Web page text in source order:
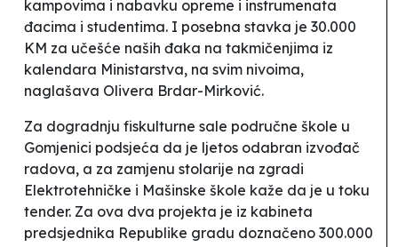
kampovima i nabavku opreme i instrumenata
đacima i studentima. I posebna stavka je 30.000
KM za učešće naših đaka na takmičenjima iz
kalendara Ministarstva, na svim nivoima,
naglašava Olivera Brdar-Mirković.
Za dogradnju fiskulturne sale područne škole u
Gomjenici podsjeća da je ljetos odabran izvođač
radova, a za zamjenu stolarije na zgradi
Elektrotehničke i Mašinske škole kaže da je u toku
tender. Za ova dva projekta je iz kabineta
predsjednika Republike gradu doznačeno 300.000